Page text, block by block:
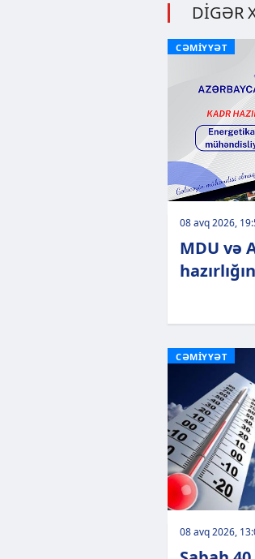
DİGƏR
CƏMİYYƏT
08 avq 2026,
MDU və
CƏMİYYƏT
08 avq 2026,